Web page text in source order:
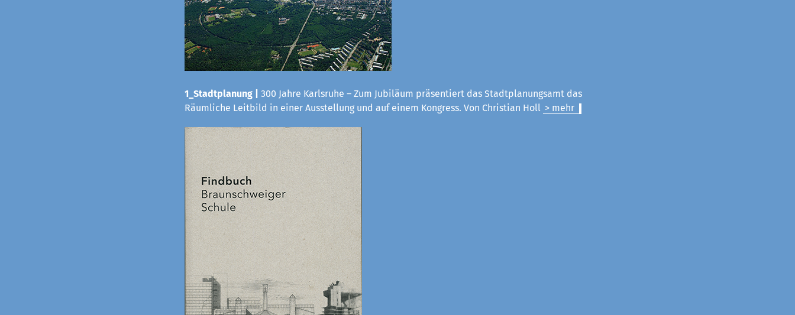
1_Stadtplanung |
300 Jahre Karlsruhe – Zum Jubiläum präsentiert das Stadtplanungsamt das
Räumliche Leitbild in einer Ausstellung und auf einem Kongress. Von Christian Holl > mehr